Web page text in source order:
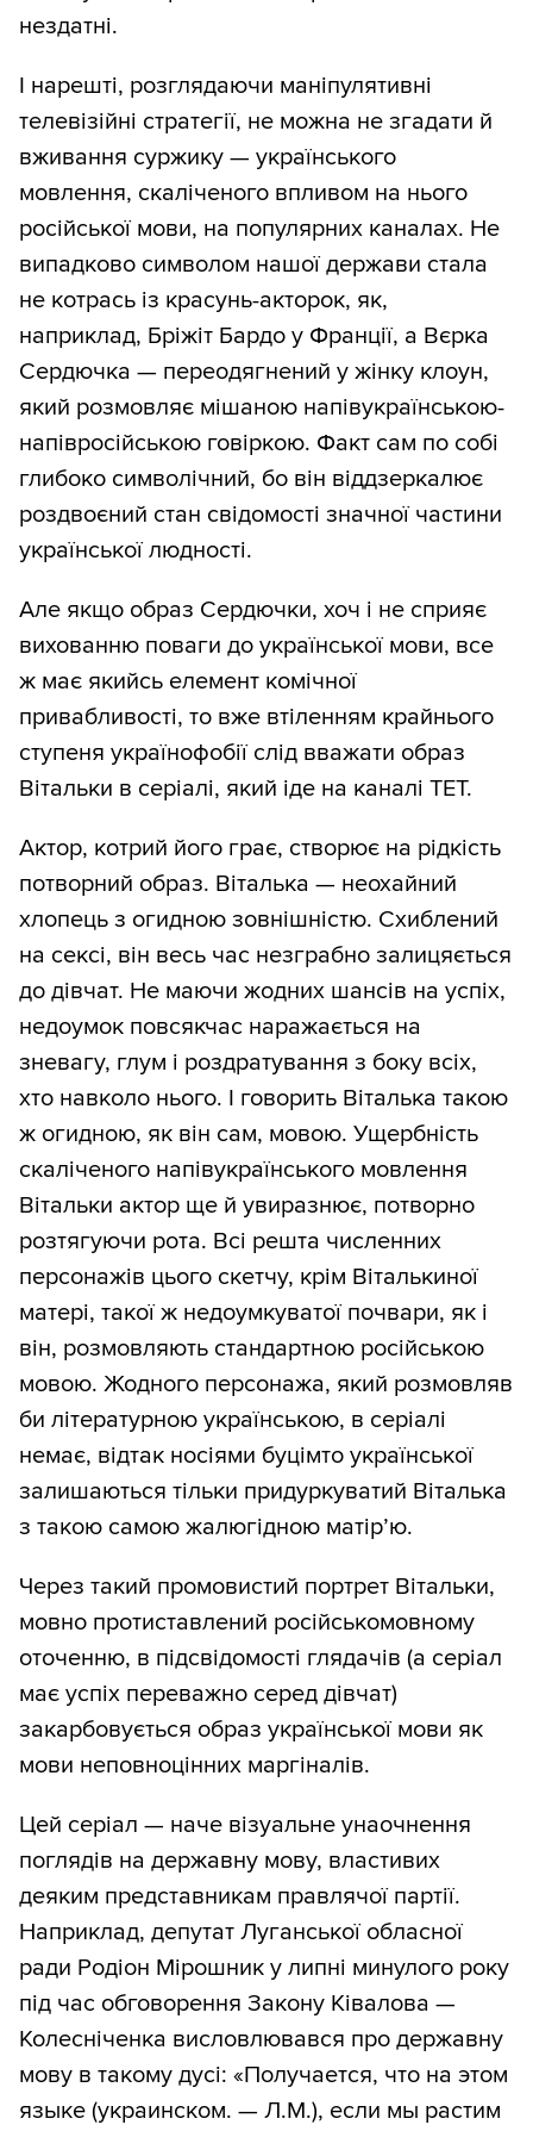
нездатні.
І нарешті, розглядаючи маніпулятивні
телевізійні стратегії, не можна не згадати й
вживання суржику — українського
мовлення, скаліченого впливом на нього
російської мови, на популярних каналах. Не
випадково символом нашої держави стала
не котрась із красунь-акторок, як,
наприклад, Бріжіт Бардо у Франції, а Вєрка
Сердючка — переодягнений у жінку клоун,
який розмовляє мішаною напівукраїнською-
напівросійською говіркою. Факт сам по собі
глибоко символічний, бо він віддзеркалює
роздвоєний стан свідомості значної частини
української людності.
Але якщо образ Сердючки, хоч і не сприяє
вихованню поваги до української мови, все
ж має якийсь елемент комічної
привабливості, то вже втіленням крайнього
ступеня українофобії слід вважати образ
Вітальки в серіалі, який іде на каналі ТЕТ.
Актор, котрий його грає, створює на рідкість
потворний образ. Віталька — неохайний
хлопець з огидною зовнішністю. Схиблений
на сексі, він весь час незграбно залицяється
до дівчат. Не маючи жодних шансів на успіх,
недоумок повсякчас наражається на
зневагу, глум і роздратування з боку всіх,
хто навколо нього. І говорить Віталька такою
ж огидною, як він сам, мовою. Ущербність
скаліченого напівукраїнського мовлення
Вітальки актор ще й увиразнює, потворно
розтягуючи рота. Всі решта численних
персонажів цього скетчу, крім Віталькиної
матері, такої ж недоумкуватої почвари, як і
він, розмовляють стандартною російською
мовою. Жодного персонажа, який розмовляв
би літературною українською, в серіалі
немає, відтак носіями буцімто української
залишаються тільки придуркуватий Віталька
з такою самою жалюгідною матір’ю.
Через такий промовистий портрет Вітальки,
мовно протиставлений російськомовному
оточенню, в підсвідомості глядачів (а серіал
має успіх переважно серед дівчат)
закарбовується образ української мови як
мови неповноцінних маргіналів.
Цей серіал — наче візуальне унаочнення
поглядів на державну мову, властивих
деяким представникам правлячої партії.
Наприклад, депутат Луганської обласної
ради Родіон Мірошник у липні минулого року
під час обговорення Закону Ківалова —
Колесніченка висловлювався про державну
мову в такому дусі: «Получается, что на этом
языке (украинском. — Л.М.), если мы растим